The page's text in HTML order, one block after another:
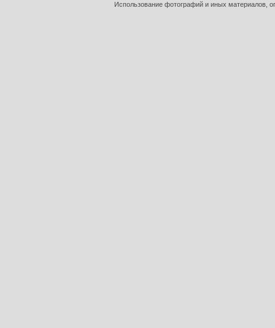
Использование фотографий и иных материалов,